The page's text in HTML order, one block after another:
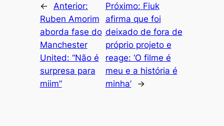
←
Anterior:
Ruben Amorim
aborda fase do
Manchester
United: “Não é
surpresa para
miim”
Próximo: Fiuk
afirma que foi
deixado de fora de
próprio projeto e
reage: ‘O filme é
meu e a história é
minha’
→